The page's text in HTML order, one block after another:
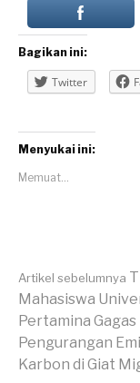
Bagikan ini:
Twitter
Menyukai ini:
Memuat...
Artikel sebelumnya
Mahasiswa
Pertamina Gagas
Pengurangan
Karbon di Giat